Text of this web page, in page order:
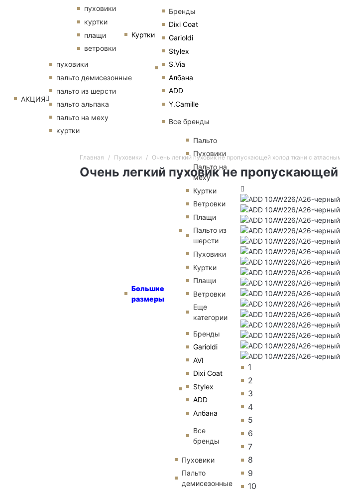
Куртки
Бренды
Dixi Coat
Garioldi
Stylex
S.Via
Албана
ADD
Y.Camille
Все бренды
Большие
размеры
Пальто
Пуховики
Пальто на
меху
Куртки
Ветровки
Плащи
Пальто из
шерсти
Пуховики
Куртки
Плащи
Ветровки
Еще
категории
Бренды
Garioldi
AVI
Dixi Coat
Stylex
ADD
Албана
Все
бренды
Пуховики
Пальто
демисезонные
пуховики
куртки
плащи
ветровки
АКЦИЯ
пуховики
пальто демисезонные
пальто из шерсти
пальто альпака
пальто на меху
куртки
Главная Пуховики Очень легкий пуховик не пропускающей холод ткани с
Очень легкий пуховик не
1
2
3
4
5
6
7
8
9
10